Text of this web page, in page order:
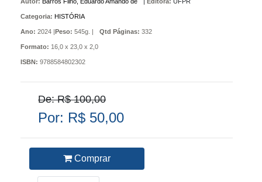
Categoria: HISTÓRIA
Ano: 2024 |Peso: 545g. | Qtd Páginas: 332
Formato: 16,0 x 23,0 x 2,0
ISBN: 9788584802302
De: R$ 100,00
Por: R$ 50,00
Comprar